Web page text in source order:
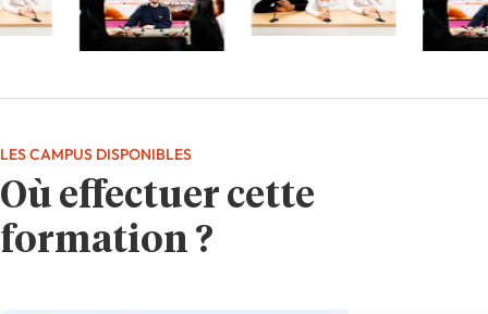
Où effectuer cette
formation ?
LES CAMPUS DISPONIBLES